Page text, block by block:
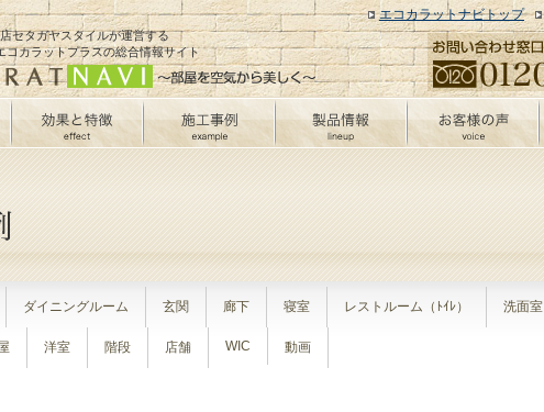
セタガヤスタイルが運営する
コカラットプラスの総合情報サイト
エコカラットナビトップ
ダイニングルーム 玄関 廊下 寝室 レストルーム（ﾄｲﾚ） 洗面室
洋室 階段 店舗 WIC 動画